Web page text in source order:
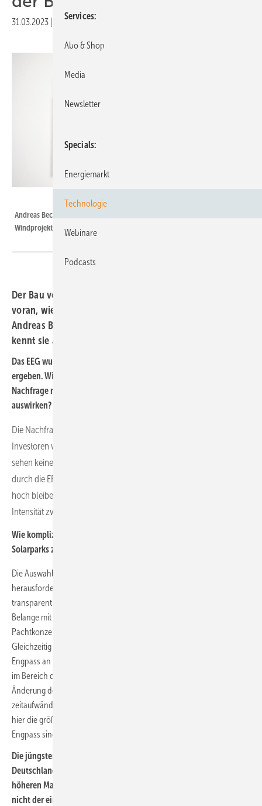
31.03.2023 Druckvorschau
Andreas Becker leitet die Projektentwicklung beim Solar- und
Windprojektierer Juwi.
Der Bau von großen Solarparks kommt nicht so schnell
voran, wie er könnte. Das hat verschiedene Ursachen.
Andreas Becker, Leiter der Projektentwicklung bei Juwi,
kennt sie alle – und auch die Lösungen.
Das EEG wurde novelliert und es haben sich einige Verbesserungen
ergeben. Wie werden diese sich nach Ihrer Einschätzung auf die
Nachfrage nach großen Photovoltaikanlagen in Deutschland
auswirken?
Die Nachfrage nach großen Photovoltaikanlagen von Seiten der
Investoren war bereits vor der EEG-Novellierung sehr hoch. Wir
sehen keine Steigerung der Nachfrage auf der Investorenseite, die
durch die EEG-Novelle ausgelöst wird. Sie wird aber unverändert
hoch bleiben. Im Wettbewerb um geeignete Flächen ist eine höhere
Intensität zwischen den Projektentwickler zu erwarten.
Wie kompliziert ist es, die notwendigen Flächen für den Bau von
Solarparks zu akquirieren und wie lösen Sie das?
Die Auswahl und Akquisition der geeigneten Flächen ist
herausfordernd, aber lösbar, wenn man vertrauensvoll und
transparent mit den Grundstückseigentümern umgeht und auf deren
Belange mit jeweils auf die individuelle Situation angepassten
Pachtkonzepten eingeht. Der Wettbewerb findet auf der Fläche statt.
Gleichzeitig kann man feststellen, dass es grundsätzlich keinen
Engpass an technisch geeigneten Flächen gibt. Ein Engpass ist eher
im Bereich der Bauleitplanung zu sehen. Die in der Regel erforderliche
Änderung des Flächennutzungsplans und des Bauleitplans sind
zeitaufwändig und aufgrund der Planungshoheit der Kommunen sind
hier die größten Hürden zu bewältigen. Ein weiterer elementarer
Engpass sind die Netzanschlusskapazitäten.
Die jüngsten Ausschreibungen mit höherem Volumen in
Deutschland waren unterzeichnet. Die Bundesregierung hat mit
höheren Maximalgebotswerten reagiert. Doch sicherlich ist das
nicht der einzige Grund?
Services
Abo & Shop
Media
Newsletter
Specials
Energiemarkt
Technologie
Webinare
Podcasts